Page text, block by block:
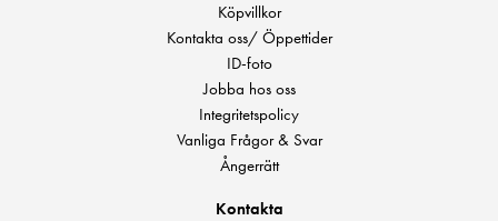
Köpvillkor
Kontakta oss/ Öppettider
ID-foto
Jobba hos oss
Integritetspolicy
Vanliga Frågor & Svar
Ångerrätt
Kontakta